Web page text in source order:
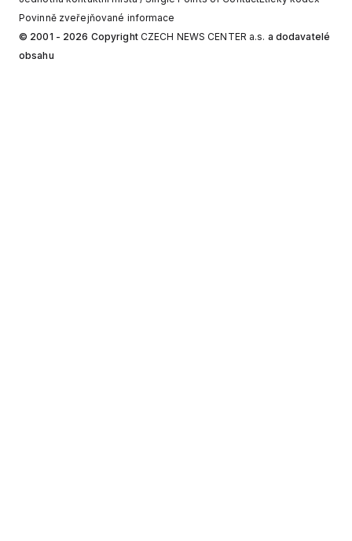
Povinně zveřejňované informace
© 2001 - 2026 Copyright CZECH NEWS CENTER a.s. a dodavatelé
obsahu